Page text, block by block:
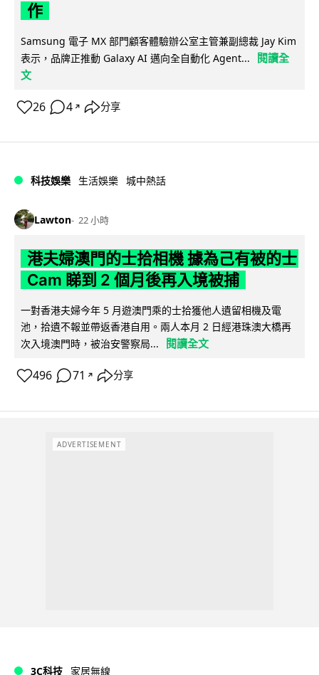
作
Samsung 電子 MX 部門顧客體驗辦公室主管兼副總裁 Jay Kim
表示，品牌正推動 Galaxy AI 邁向全自動化 Agent...
閱讀全
文
26 4 ↗ 分享
科技娛樂 生活娛樂 城中熱話
Lawton 22 小時
港夫婦澳門的士拾相機 據為己有被的士
Cam 睇到 2 個月後再入境被捕
一對香港夫婦今年 5 月遊澳門乘的士拾獲他人遺留相機及電
池，拾遺不報並帶返香港自用。兩人本月 2 日經港珠澳大橋再
次入境澳門時，被治安警察局...
閱讀全文
496 71 ↗ 分享
ADVERTISEMENT
3C科技 家居無線